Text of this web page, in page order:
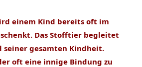
einem Kind bereits oft im
Das Stofftier begleitet
seiner gesamten Kindheit.
oft eine innige Bindung zu